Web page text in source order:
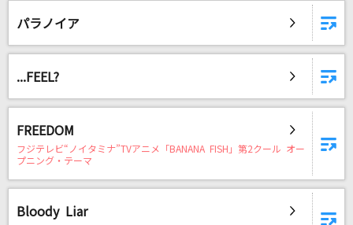
パラノイア
...FEEL?
FREEDOM
フジテレビ“ノイタミナ”TVアニメ「BANANA FISH」第2クール オー
プニング・テーマ
Bloody Liar